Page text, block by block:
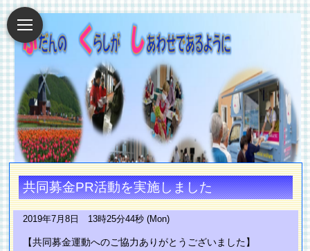
共同募金PR活動を実施しました
2019年7月8日 13時25分44秒 (Mon)
【共同募金運動へのご協力ありがとうございました】